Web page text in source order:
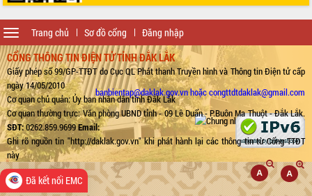
Trang chủ Sơ đồ cổng Đăng nhập
Toggle
navigation
CỔNG THÔNG TIN ĐIỆN TỬ TỈNH ĐẮK LẮK
Giấy phép số 99/GP-TTĐT do Cục QL Phát thanh Truyền hình và Thông tin Điện tử cấp
ngày 14/05/2010
Cơ quan chủ quản: Ủy ban nhân dân tỉnh Đắk Lắk
Cơ quan thường trực: Văn phòng UBND tỉnh - 09 Lê Duẩn - P.Buôn Ma Thuột - Đắk Lắk.
SĐT:0262.859.9699Email:
banbientap@daklak.gov.vn hoặc congttdtdaklak@gmail.com
Ghi rõ nguồn tin "http://daklak.gov.vn" khi phát hành lại các thông tin từ Cổng TTĐT
này
Đã kết nối EMC